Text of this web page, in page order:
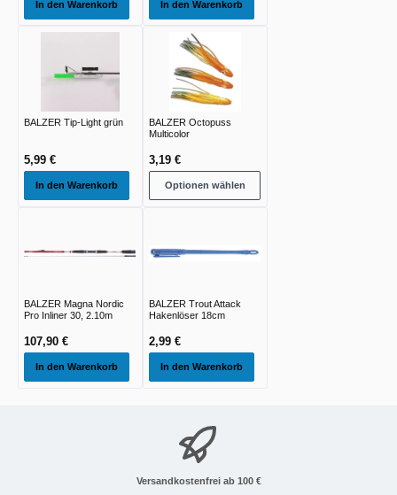
In den Warenkorb In den Warenkorb
BALZER Tip-Light grün
5,99 €
In den Warenkorb
BALZER Octopuss
Multicolor
3,19 €
Optionen wählen
BALZER Magna Nordic
Pro Inliner 30, 2.10m
107,90 €
In den Warenkorb
BALZER Trout Attack
Hakenlöser 18cm
2,99 €
In den Warenkorb
Versandkostenfrei ab 100 €